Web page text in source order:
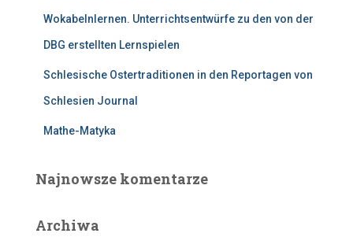
Wokabelnlernen. Unterrichtsentwürfe zu den von der
DBG erstellten Lernspielen
Schlesische Ostertraditionen in den Reportagen von
Schlesien Journal
Mathe-Matyka
Najnowsze komentarze
Archiwa